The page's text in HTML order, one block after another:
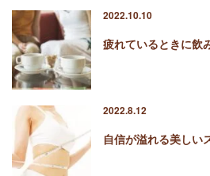
2022.10.10
疲れているときに飲
2022.8.12
自信が溢れる美しい